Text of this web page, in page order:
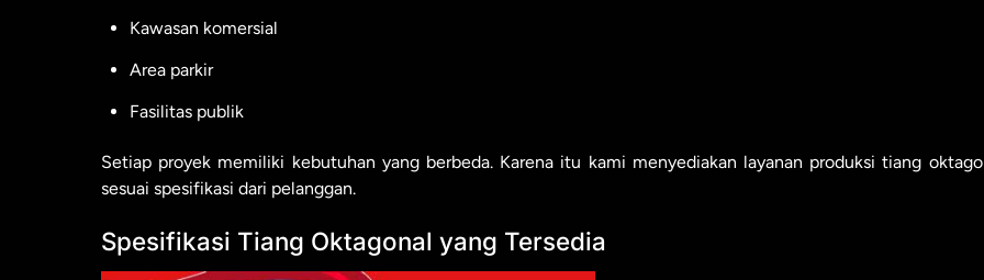
Kawasan komersial
Area parkir
Fasilitas publik
Setiap proyek memiliki kebutuhan yang berbeda. Karena itu kami menyediakan layanan produksi tiang
sesuai spesifikasi dari pelanggan.
Spesifikasi Tiang Oktagonal yang Tersedia